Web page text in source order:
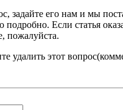
задайте его нам и мы
подробно. Если статья
пожалуйста.
удалить этот